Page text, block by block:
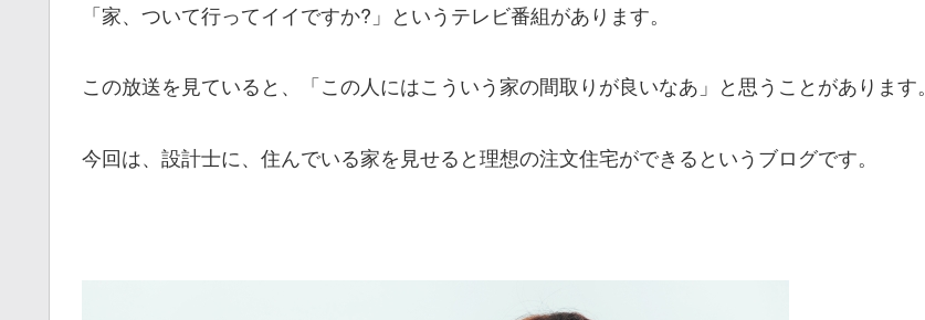
「家、ついて行ってイイですか?」というテレビ番組があります。
この放送を見ていると、「この人にはこういう家の間取りが良いなあ」と思うことがあります。
今回は、設計士に、住んでいる家を見せると理想の注文住宅ができるというブログです。